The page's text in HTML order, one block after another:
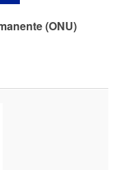
(ONU)